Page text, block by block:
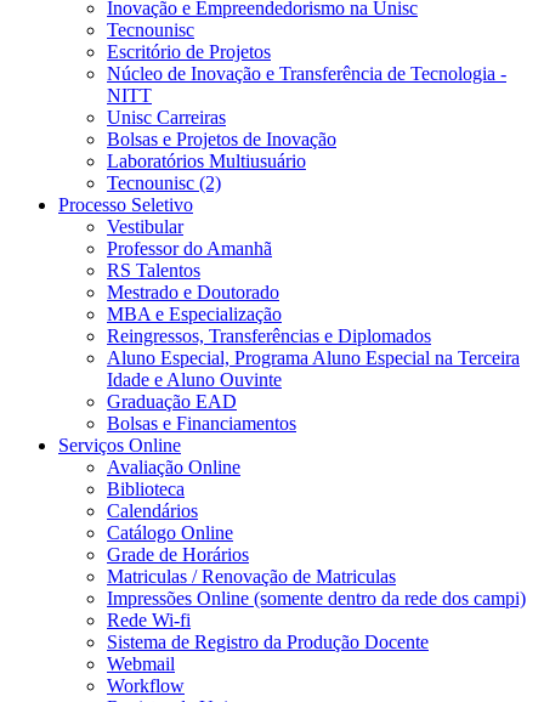
Inovação e Empreendedorismo na Unisc
Tecnounisc
Escritório de Projetos
Núcleo de Inovação e Transferência de Tecnologia -
NITT
Unisc Carreiras
Bolsas e Projetos de Inovação
Laboratórios Multiusuário
Tecnounisc (2)
Processo Seletivo
Vestibular
Professor do Amanhã
RS Talentos
Mestrado e Doutorado
MBA e Especialização
Reingressos, Transferências e Diplomados
Aluno Especial, Programa Aluno Especial na Terceira
Idade e Aluno Ouvinte
Graduação EAD
Bolsas e Financiamentos
Serviços Online
Avaliação Online
Biblioteca
Calendários
Catálogo Online
Grade de Horários
Matriculas / Renovação de Matriculas
Impressões Online (somente dentro da rede dos campi)
Rede Wi-fi
Sistema de Registro da Produção Docente
Webmail
Workflow